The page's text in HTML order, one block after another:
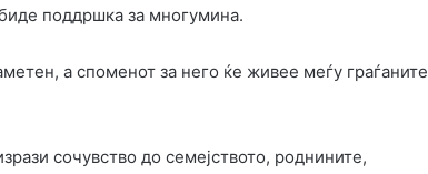
поддршка за многумина.
а споменот за него ќе живее меѓу граѓаните
сочувство до семејството, роднините,